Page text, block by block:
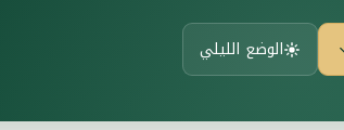
الوضع الليلي